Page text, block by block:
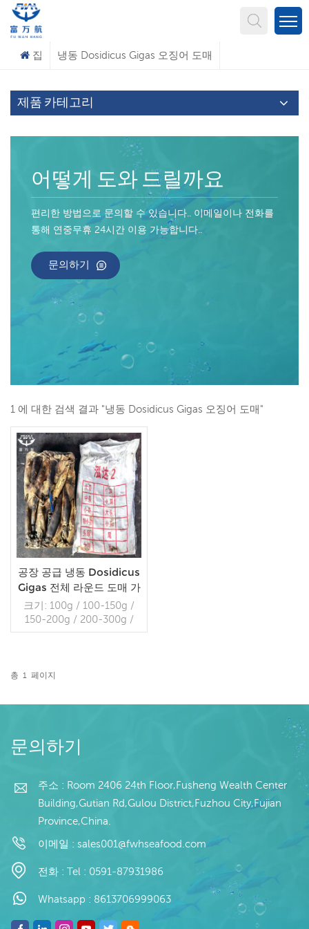
집 냉동 Dosidicus Gigas 오징어 도매
제품 카테고리
어떻게 도와 드릴까요
편리한 방법으로 문의할 수 있습니다.. 이메일이나 전화를
통해 연중무휴 24시간 이용 가능합니다..
문의하기
1 에 대한 검색 결과 "냉동 Dosidicus Gigas 오징어 도매"
공장 공급 냉동 Dosidicus
Gigas 전체 라운드 도매 가
격
크기: 100g / 100-150g /
150-200g / 200-300g /
300-400g / 400-600g 냉
유통 기한 : 24개월 패키지:
게
총 1 페이지
문의하기
주소 : Room 2406 24th Floor,Fusheng Wealth Center
Building,Gutian Rd,Gulou District,Fuzhou City,Fujian
Province,China.
이메일 : sales001@fwhseafood.com
전화 : Tel : 0591-87931986
Whatsapp : 8613706999063